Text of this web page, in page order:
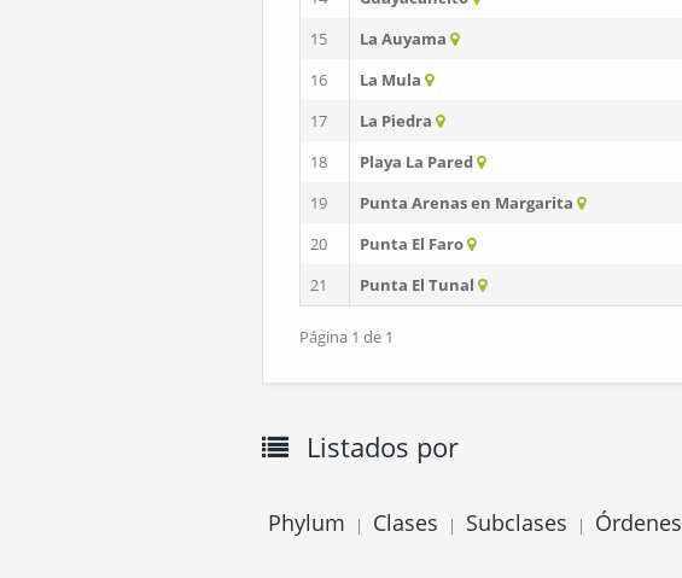
15
La Auyama
16
La Mula
17
La Piedra
18
Playa La Pared
19
Punta Arenas en Margarita
20
Punta El Faro
21
Punta El Tunal
Página 1 de 1
Listados por
Phylum | Clases | Subclases | Órdenes